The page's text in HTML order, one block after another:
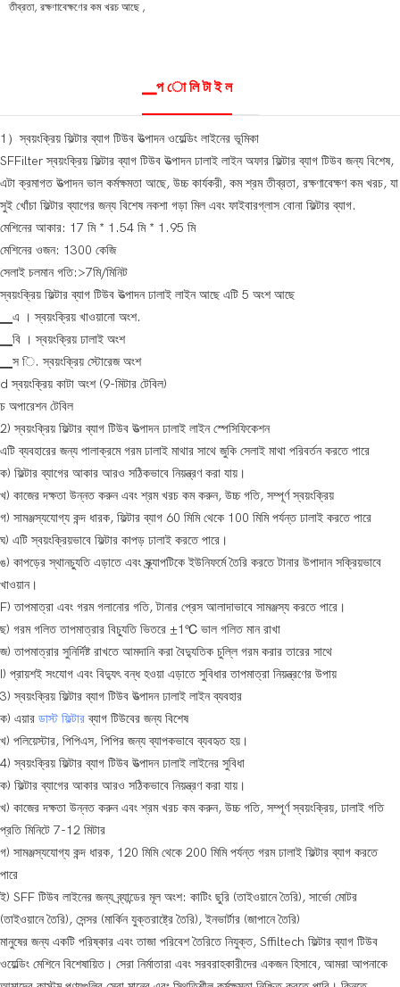
তীব্রতা, রক্ষণাবেক্ষণের কম খরচ আছে ,
▁প ো লি টা ই ল
1）স্বয়ংক্রিয় ফিল্টার ব্যাগ টিউব উত্পাদন ওয়েল্ডিং লাইনের ভূমিকা
SFFilter স্বয়ংক্রিয় ফিল্টার ব্যাগ টিউব উত্পাদন ঢালাই লাইন অফার ফিল্টার ব্যাগ টিউব জন্য বিশেষ,
এটা ক্রমাগত উত্পাদন ভাল কর্মক্ষমতা আছে, উচ্চ কার্যকরী, কম শ্রম তীব্রতা, রক্ষণাবেক্ষণ কম খরচ, যা
সুই খোঁচা ফিল্টার ব্যাগের জন্য বিশেষ নকশা গড়া মিল এবং ফাইবারগ্লাস বোনা ফিল্টার ব্যাগ.
মেশিনের আকার: 17 মি * 1.54 মি * 1.95 মি
মেশিনের ওজন: 1300 কেজি
সেলাই চলমান গতি:>7মি/মিনিট
স্বয়ংক্রিয় ফিল্টার ব্যাগ টিউব উত্পাদন ঢালাই লাইন আছে এটি 5 অংশ আছে
▁এ । স্বয়ংক্রিয় খাওয়ানো অংশ.
▁বি । স্বয়ংক্রিয় ঢালাই অংশ
▁স ি. স্বয়ংক্রিয় স্টোরেজ অংশ
d স্বয়ংক্রিয় কাটা অংশ (9-মিটার টেবিল)
চ অপারেশন টেবিল
2) স্বয়ংক্রিয় ফিল্টার ব্যাগ টিউব উত্পাদন ঢালাই লাইন স্পেসিফিকেশন
এটি ব্যবহারের জন্য পালাক্রমে গরম ঢালাই মাথার সাথে জুকি সেলাই মাথা পরিবর্তন করতে পারে
ক) ফিল্টার ব্যাগের আকার আরও সঠিকভাবে নিয়ন্ত্রণ করা যায়।
খ) কাজের দক্ষতা উন্নত করুন এবং শ্রম খরচ কম করুন, উচ্চ গতি, সম্পূর্ণ স্বয়ংক্রিয়
গ) সামঞ্জস্যযোগ্য কন্দ ধারক, ফিল্টার ব্যাগ 60 মিমি থেকে 100 মিমি পর্যন্ত ঢালাই করতে পারে
ঘ) এটি স্বয়ংক্রিয়ভাবে ফিল্টার কাপড় ঢালাই করতে পারে।
ঙ) কাপড়ের স্থানচ্যুতি এড়াতে এবং স্ক্র্যাপটিকে ইউনিফর্মে তৈরি করতে টানার উপাদান সক্রিয়ভাবে
খাওয়ান।
F) তাপমাত্রা এবং গরম গলানোর গতি, টানার প্রেস আলাদাভাবে সামঞ্জস্য করতে পারে।
ছ) গরম গলিত তাপমাত্রার বিচ্যুতি ভিতরে ±1℃ ভাল গলিত মান রাখা
জ) তাপমাত্রার সুনির্দিষ্ট রাখতে আমদানি করা বৈদ্যুতিক চুল্লি গরম করার তারের সাথে
I) প্রায়শই সংযোগ এবং বিদ্যুৎ বন্ধ হওয়া এড়াতে সুবিধার তাপমাত্রা নিয়ন্ত্রণের উপায়
3) স্বয়ংক্রিয় ফিল্টার ব্যাগ টিউব উত্পাদন ঢালাই লাইন ব্যবহার
ক) এয়ার ডাস্ট ফিল্টারব্যাগ টিউবের জন্য বিশেষ
খ) পলিয়েস্টার, পিপিএস, পিপির জন্য ব্যাপকভাবে ব্যবহৃত হয়।
4) স্বয়ংক্রিয় ফিল্টার ব্যাগ টিউব উত্পাদন ঢালাই লাইনের সুবিধা
ক) ফিল্টার ব্যাগের আকার আরও সঠিকভাবে নিয়ন্ত্রণ করা যায়।
খ) কাজের দক্ষতা উন্নত করুন এবং শ্রম খরচ কম করুন, উচ্চ গতি, সম্পূর্ণ স্বয়ংক্রিয়, ঢালাই গতি
প্রতি মিনিটে 7-12 মিটার
গ) সামঞ্জস্যযোগ্য কন্দ ধারক, 120 মিমি থেকে 200 মিমি পর্যন্ত গরম ঢালাই ফিল্টার ব্যাগ করতে
পারে
ই) SFF টিউব লাইনের জন্য ব্র্যান্ডের মূল অংশ: কাটিং ছুরি (তাইওয়ানে তৈরি), সার্ভো মোটর
(তাইওয়ানে তৈরি), সেন্সর (মার্কিন যুক্তরাষ্ট্রে তৈরি), ইনভার্টার (জাপানে তৈরি)
মানুষের জন্য একটি পরিষ্কার এবং তাজা পরিবেশ তৈরিতে নিযুক্ত, Sffiltech ফিল্টার ব্যাগ টিউব
ওয়েল্ডিং মেশিনে বিশেষায়িত। সেরা নির্মাতারা এবং সরবরাহকারীদের একজন হিসাবে, আমরা আপনাকে